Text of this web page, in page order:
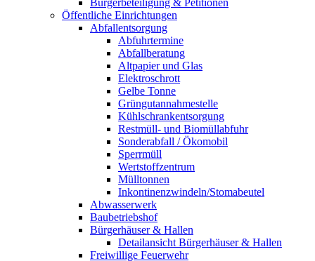
Bürgerbeteiligung & Petitionen
Öffentliche Einrichtungen
Abfallentsorgung
Abfuhrtermine
Abfallberatung
Altpapier und Glas
Elektroschrott
Gelbe Tonne
Grüngutannahmestelle
Kühlschrankentsorgung
Restmüll- und Biomüllabfuhr
Sonderabfall / Ökomobil
Sperrmüll
Wertstoffzentrum
Mülltonnen
Inkontinenzwindeln/Stomabeutel
Abwasserwerk
Baubetriebshof
Bürgerhäuser & Hallen
Detailansicht Bürgerhäuser & Hallen
Freiwillige Feuerwehr